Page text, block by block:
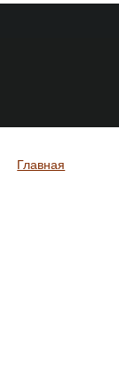
Вы здесь
Главная